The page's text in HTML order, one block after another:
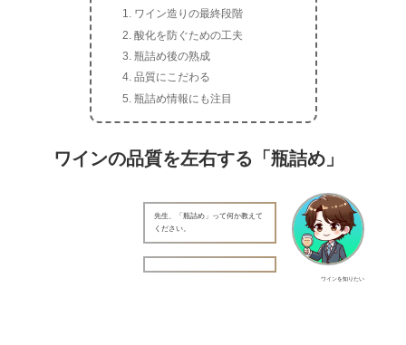
ワイン造りの最終段階
酸化を防ぐための工夫
瓶詰め後の熟成
品質にこだわる
瓶詰め情報にも注目
ワインの品質を左右する「瓶詰め」
ワインを知りたい
先生、「瓶詰め」って何か教えて
ください。